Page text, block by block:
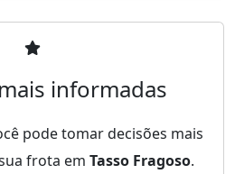
informadas
pode tomar decisões mais
frota em Tasso Fragoso.